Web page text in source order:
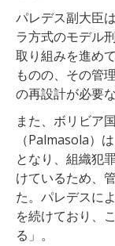
パレデス副大臣
ラ方式のモデル
取り組みを進め
ものの、その管
の再設計が必要
また、ボリビア
（Palmasola）
となり、組織犯
けているため、
た。パレデスに
を続けており、
る」。